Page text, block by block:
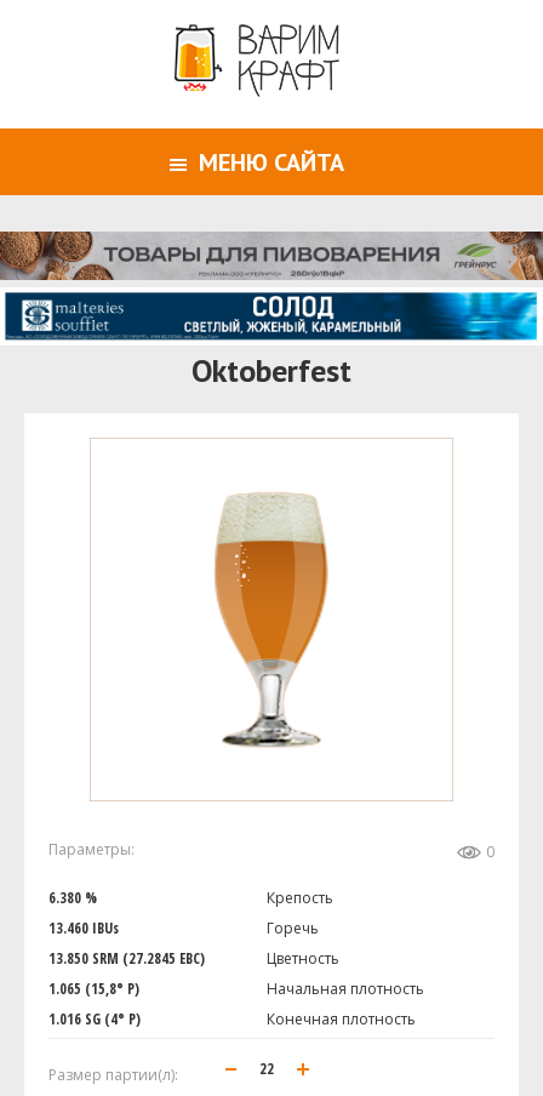
МЕНЮ САЙТА
Oktoberfest
Параметры: 0
6.380 %
Крепость
13.460 IBUs
Горечь
13.850 SRM (27.2845 EBC)
Цветность
1.065 (15,8° P)
Начальная плотность
1.016 SG (4° P)
Конечная плотность
Размер партии(л):